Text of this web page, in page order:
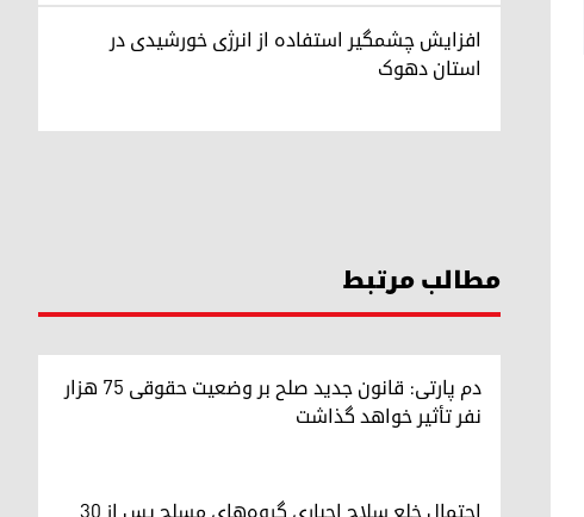
افزایش چشمگیر استفاده از انرژی خورشیدی در
استان دهوک
مطالب مرتبط
دم پارتی: قانون جدید صلح بر وضعیت حقوقی ۷۵ هزار
نفر تأثیر خواهد گذاشت